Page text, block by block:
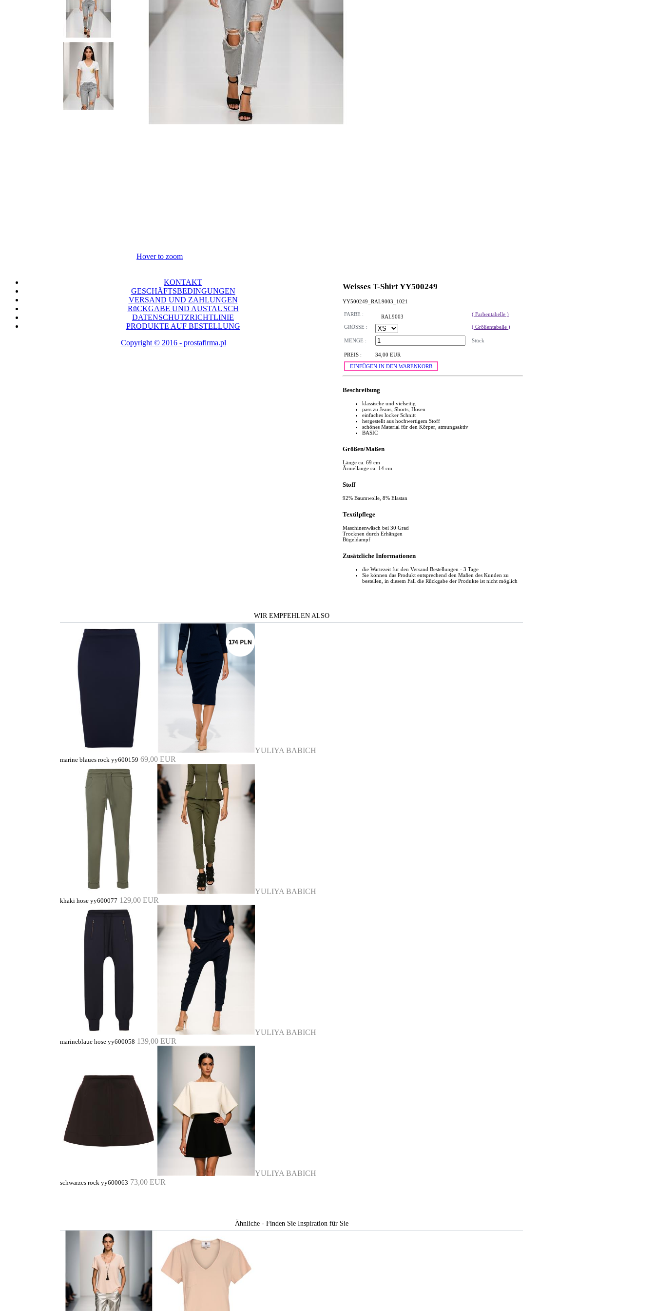
Hover to zoom
Weisses T-Shirt YY500249
YY500249_RAL9003_1021
FARBE : RAL9003 ( Farbentabelle )
GRÖSSE : ( Größentabelle )
MENGE : Stück
PREIS :
34,00 EUR
EINFÜGEN IN DEN WARENKORB
Beschreibung
klassische und vielseitig
pass zu Jeans, Shorts, Hosen
einfaches locker Schnitt
hergestellt aus hochwertigem Stoff
schönes Material für den Körper, atmungsaktiv
BASIC
Größen/Maßen
Länge ca. 69 cm
Ärmellänge ca. 14 cm
Stoff
92% Baumwolle, 8% Elastan
Textilpflege
Maschinenwäsch bei 30 Grad
Trocknen durch Erhängen
Bügeldampf
Zusätzliche Informationen
die Wartezeit für den Versand Bestellungen - 3 Tage
Sie können das Produkt entsprechend den Maßen des Kunden zu
bestellen, in diesem Fall die Rückgabe der Produkte ist nicht möglich
WIR EMPFEHLEN ALSO
YULIYA BABICH
marine blaues rock yy600159 69,00 EUR
YULIYA BABICH
khaki hose yy600077 129,00 EUR
YULIYA BABICH
marineblaue hose yy600058 139,00 EUR
YULIYA BABICH
schwarzes rock yy600063 73,00 EUR
Ähnliche - Finden Sie Inspiration für Sie
KONTAKT
GESCHÄFTSBEDINGUNGEN
VERSAND UND ZAHLUNGEN
RüCKGABE UND AUSTAUSCH
DATENSCHUTZRICHTLINIE
PRODUKTE AUF BESTELLUNG
Copyright © 2016 - prostafirma.pl